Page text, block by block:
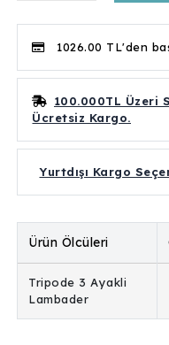
1026.00 TL'den
100.000TL Üzeri
Ücretsiz Kargo.
Yurtdışı Kargo
Ürün Ölcüleri
Tripode 3 Ayakli
Lambader